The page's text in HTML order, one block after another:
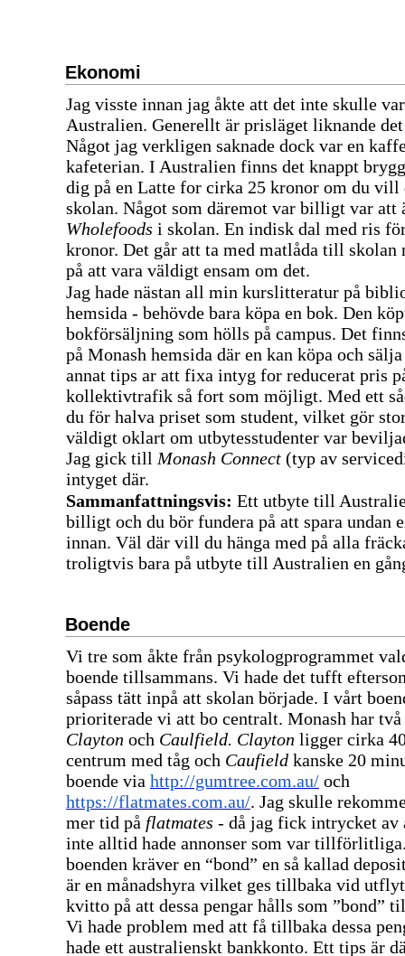
Ekonomi
Jag visste innan jag åkte att det inte skulle
Australien. Generellt är prisläget liknande
Något jag verkligen saknade dock var en
kafeterian. I Australien finns det knappt
dig på en Latte for cirka 25 kronor om du
skolan. Något som däremot var billigt var att
Wholefoods i skolan. En indisk dal med ris
kronor. Det går att ta med matlåda till skolan
på att vara väldigt ensam om det.
Jag hade nästan all min kurslitteratur på
hemsida - behövde bara köpa en bok. Den
bokförsäljning som hölls på campus. Det
på Monash hemsida där en kan köpa och
annat tips ar att fixa intyg for reducerat pris
kollektivtrafik så fort som möjligt. Med ett
du för halva priset som student, vilket gör
väldigt oklart om utbytesstudenter var
Jag gick till Monash Connect (typ av
intyget där.
Sammanfattningsvis: Ett utbyte till
billigt och du bör fundera på att spara undan
innan. Väl där vill du hänga med på alla
troligtvis bara på utbyte till Australien en
Boende
Vi tre som åkte från psykologprogrammet
boende tillsammans. Vi hade det tufft
såpass tätt inpå att skolan började. I vårt
prioriterade vi att bo centralt. Monash har två
Clayton och Caulfield. Clayton ligger cirka
centrum med tåg och Caufield kanske 20
boende via http://gumtree.com.au/ och
https://flatmates.com.au/. Jag skulle
mer tid på flatmates - då jag fick intrycket
inte alltid hade annonser som var
boenden kräver en “bond” en så kallad
är en månadshyra vilket ges tillbaka vid
kvitto på att dessa pengar hålls som ”bond”
Vi hade problem med att få tillbaka dessa
hade ett australienskt bankkonto. Ett tips är